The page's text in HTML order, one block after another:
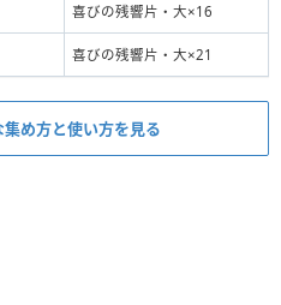
喜びの残響片・大×16
喜びの残響片・大×21
め方と使い方を見る